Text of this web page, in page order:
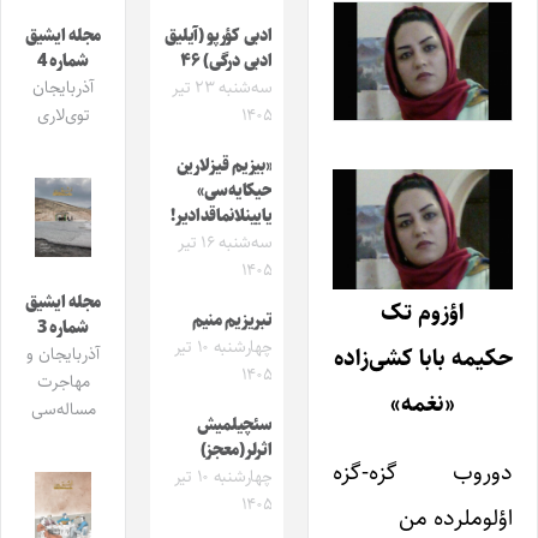
اؤزوم تک
حکیمه بابا کشی‌زاده
«نغمه»
دوروب گزه-گزه
اؤلوملرده من
ادبی کؤرپو (آیلیق
ادبی درگی) ۴۶
سه‌شنبه ۲۳ تیر
۱۴۰۵
«بیزیم قیزلارین
حیکایه‌سی»
یایینلانماقدادیر!
سه‌شنبه ۱۶ تیر
۱۴۰۵
تبریزیم منیم
چهارشنبه ۱۰ تیر
۱۴۰۵
سئچیلمیش
اثرلر(معجز)
چهارشنبه ۱۰ تیر
۱۴۰۵
مجله ایشیق
شماره 4
آذربایجان
توی‌لاری
مجله ایشیق
شماره 3
آذربایجان و
مهاجرت
مساله‌سی